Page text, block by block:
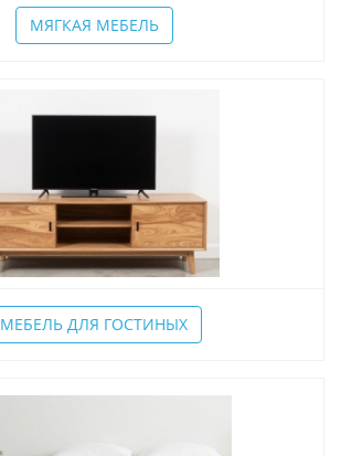
МЯГКАЯ МЕБЕЛЬ
МЕБЕЛЬ ДЛЯ ГОСТИНЫХ